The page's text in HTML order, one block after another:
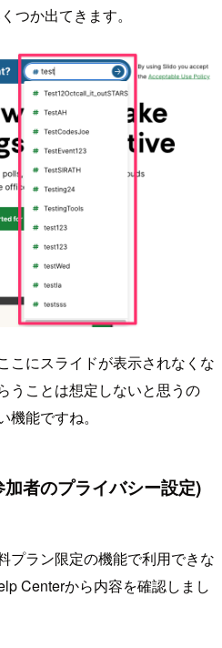
つか出てきます。
こにスライドが表示されなくな
うことは想定しないと思うの
能ですね。
者のプライバシー設定)
プラン限定の機能で利用できな
Centerから内容を確認しまし